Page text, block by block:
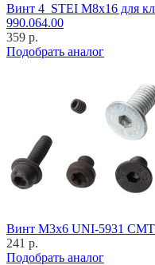
Винт 4_STEI M8x16 для
990.064.00
359 р.
Подобрать аналог
Винт M3x6 UNI-5931 CMT
241 р.
Подобрать аналог